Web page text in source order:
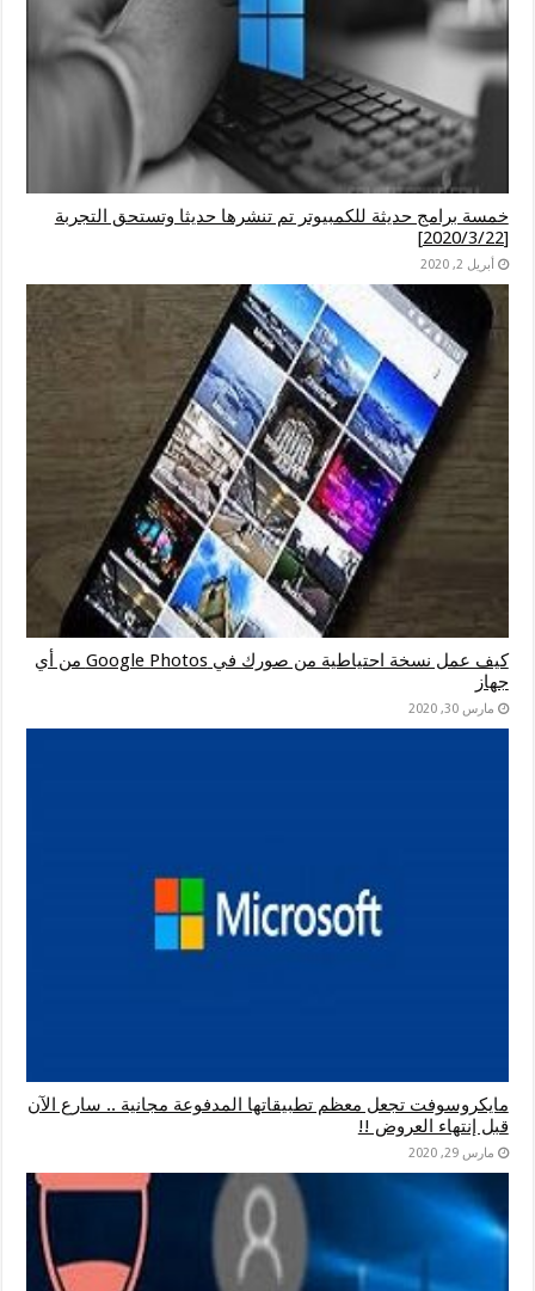
خمسة برامج حديثة للكمبيوتر تم تنشرها حديثا وتستحق التجربة
[2020/3/22]
أبريل 2, 2020
كيف عمل نسخة احتياطية من صورك في Google Photos من أي
جهاز
مارس 30, 2020
مايكروسوفت تجعل معظم تطبيقاتها المدفوعة مجانية .. سارع الآن
قبل إنتهاء العروض !!
مارس 29, 2020